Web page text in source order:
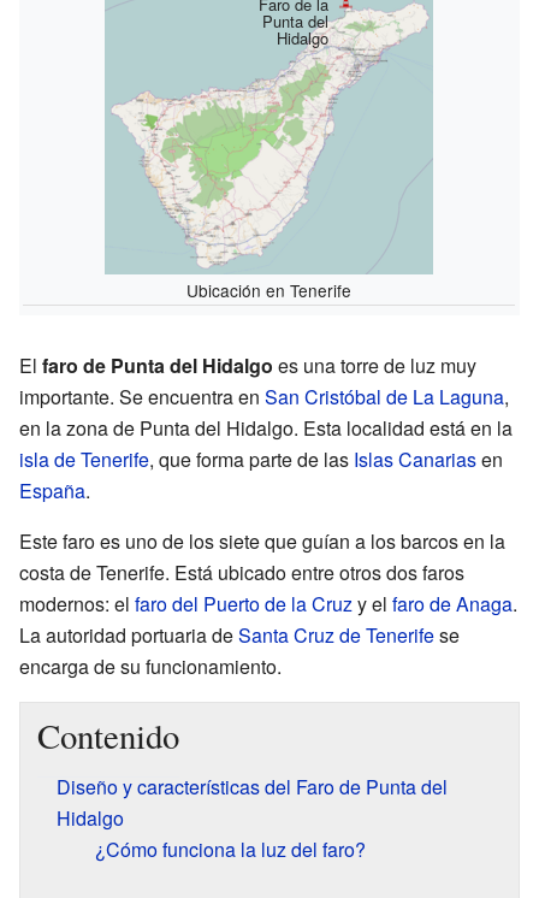
Punta del
Hidalgo
Ubicación en Tenerife
El faro de Punta del Hidalgo es una torre de luz muy
importante. Se encuentra en San Cristóbal de La Laguna,
en la zona de Punta del Hidalgo. Esta localidad está en la
isla de Tenerife, que forma parte de las Islas Canariasen
España.
Este faro es uno de los siete que guían a los barcos en la
costa de Tenerife. Está ubicado entre otros dos faros
modernos: el faro del Puerto de la Cruzy el faro de Anaga.
La autoridad portuaria deSanta Cruz de Tenerifese
encarga de su funcionamiento.
Contenido
Diseño y características del Faro de Punta del
Hidalgo
¿Cómo funciona la luz del faro?